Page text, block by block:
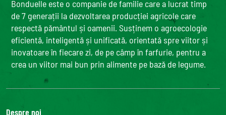
Bonduelle este o companie de familie care a lucrat timp
de 7 generații la dezvoltarea producției agricole care
respectă pământul și oamenii. Susținem o agroecologie
eficientă, inteligentă și unificată, orientată spre viitor și
inovatoare în fiecare zi, de pe câmp în farfurie, pentru a
crea un viitor mai bun prin alimente pe bază de legume.
Despre noi